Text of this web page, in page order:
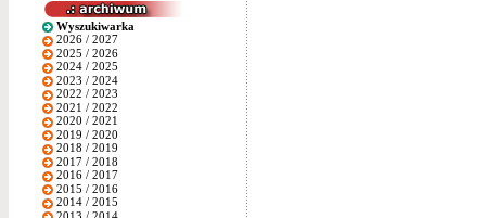
Wyszukiwarka
2026 / 2027
2025 / 2026
2024 / 2025
2023 / 2024
2022 / 2023
2021 / 2022
2020 / 2021
2019 / 2020
2018 / 2019
2017 / 2018
2016 / 2017
2015 / 2016
2014 / 2015
2013 / 2014